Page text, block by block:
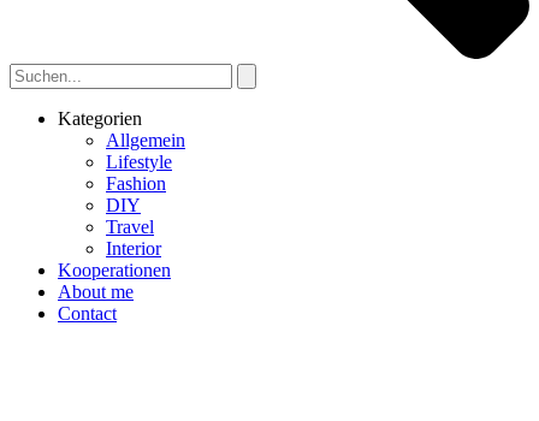
Kategorien
Allgemein
Lifestyle
Fashion
DIY
Travel
Interior
Kooperationen
About me
Contact